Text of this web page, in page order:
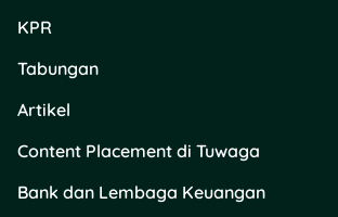
seperti SIUP/SITU
Pastikan dokumen lengkap
supaya proses pengajuan
lebih cepat, ya.
KPR
Tabungan
Artikel
Content Placement di Tuwaga
Bank dan Lembaga Keuangan